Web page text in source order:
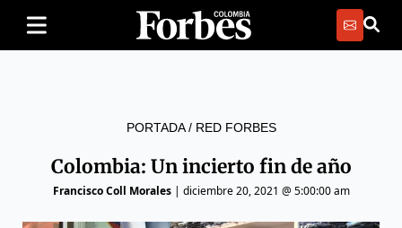
PORTADA/ RED FORBES
Colombia: Un incierto fin de año
Francisco Coll Morales| diciembre 20, 2021 @ 5:00:00 am